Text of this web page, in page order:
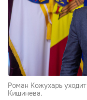
Роман Кожухарь
Кишинева.